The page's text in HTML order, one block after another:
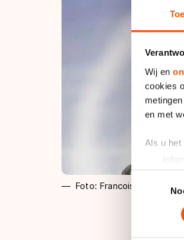
Wij en
cookies
en met
Als u het
Uw
Lees
Foto: Francois Wieringa